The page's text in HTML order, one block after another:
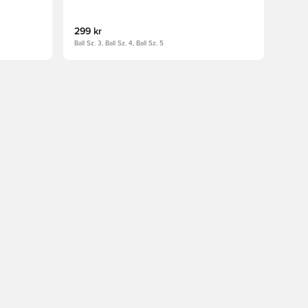
299 kr
Ball Sz. 3, Ball Sz. 4, Ball Sz. 5